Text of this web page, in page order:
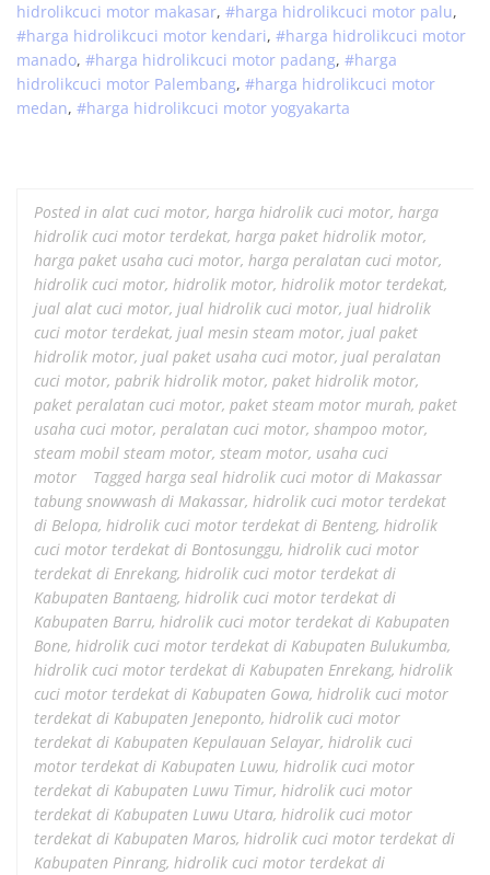
hidrolikcuci motor makasar, #harga hidrolikcuci motor palu,
#harga hidrolikcuci motor kendari, #harga hidrolikcuci motor
manado, #harga hidrolikcuci motor padang, #harga
hidrolikcuci motor Palembang, #harga hidrolikcuci motor
medan, #harga hidrolikcuci motor yogyakarta
Posted in alat cuci motor, harga hidrolik cuci motor, harga
hidrolik cuci motor terdekat, harga paket hidrolik motor,
harga paket usaha cuci motor, harga peralatan cuci motor,
hidrolik cuci motor, hidrolik motor, hidrolik motor terdekat,
jual alat cuci motor, jual hidrolik cuci motor, jual hidrolik
cuci motor terdekat, jual mesin steam motor, jual paket
hidrolik motor, jual paket usaha cuci motor, jual peralatan
cuci motor, pabrik hidrolik motor, paket hidrolik motor,
paket peralatan cuci motor, paket steam motor murah, paket
usaha cuci motor, peralatan cuci motor, shampoo motor,
steam mobil steam motor, steam motor, usaha cuci
motor
Tagged harga seal hidrolik cuci motor di Makassar
tabung snowwash di Makassar, hidrolik cuci motor terdekat
di Belopa, hidrolik cuci motor terdekat di Benteng, hidrolik
cuci motor terdekat di Bontosunggu, hidrolik cuci motor
terdekat di Enrekang, hidrolik cuci motor terdekat di
Kabupaten Bantaeng, hidrolik cuci motor terdekat di
Kabupaten Barru, hidrolik cuci motor terdekat di Kabupaten
Bone, hidrolik cuci motor terdekat di Kabupaten Bulukumba,
hidrolik cuci motor terdekat di Kabupaten Enrekang, hidrolik
cuci motor terdekat di Kabupaten Gowa, hidrolik cuci motor
terdekat di Kabupaten Jeneponto, hidrolik cuci motor
terdekat di Kabupaten Kepulauan Selayar, hidrolik cuci
motor terdekat di Kabupaten Luwu, hidrolik cuci motor
terdekat di Kabupaten Luwu Timur, hidrolik cuci motor
terdekat di Kabupaten Luwu Utara, hidrolik cuci motor
terdekat di Kabupaten Maros, hidrolik cuci motor terdekat di
Kabupaten Pinrang, hidrolik cuci motor terdekat di